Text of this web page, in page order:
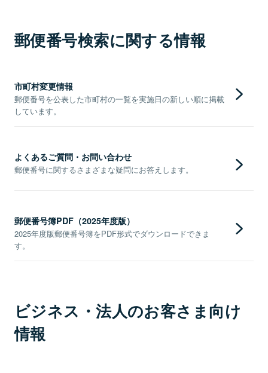
郵便番号検索に関する情報
市町村変更情報
郵便番号を公表した市町村の一覧を実施日の新しい順に掲載
しています。
よくあるご質問・お問い合わせ
郵便番号に関するさまざまな疑問にお答えします。
郵便番号簿PDF（2025年度版）
2025年度版郵便番号簿をPDF形式でダウンロードできま
す。
ビジネス・法人のお客さま向け
情報